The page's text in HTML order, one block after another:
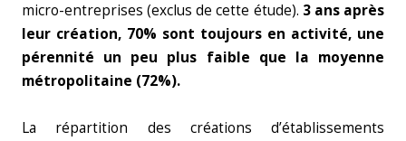
micro-entreprises (exclus de cette étude). 3 ans après
leur création, 70% sont toujours en activité, une
pérennité un peu plus faible que la moyenne
métropolitaine (72%).
La répartition des créations d’établissements